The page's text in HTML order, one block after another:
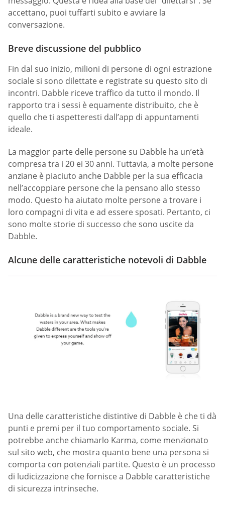
accettano, puoi tuffarti subito e avviare la
conversazione.
Breve discussione del pubblico
Fin dal suo inizio, milioni di persone di ogni estrazione
sociale si sono dilettate e registrate su questo sito di
incontri. Dabble riceve traffico da tutto il mondo. Il
rapporto tra i sessi è equamente distribuito, che è
quello che ti aspetteresti dall’app di appuntamenti
ideale.
La maggior parte delle persone su Dabble ha un’età
compresa tra i 20 ei 30 anni. Tuttavia, a molte persone
anziane è piaciuto anche Dabble per la sua efficacia
nell’accoppiare persone che la pensano allo stesso
modo. Questo ha aiutato molte persone a trovare i
loro compagni di vita e ad essere sposati. Pertanto, ci
sono molte storie di successo che sono uscite da
Dabble.
Alcune delle caratteristiche notevoli di Dabble
Una delle caratteristiche distintive di Dabble è che ti dà
punti e premi per il tuo comportamento sociale. Si
potrebbe anche chiamarlo Karma, come menzionato
sul sito web, che mostra quanto bene una persona si
comporta con potenziali partite. Questo è un processo
di ludicizzazione che fornisce a Dabble caratteristiche
di sicurezza intrinseche.